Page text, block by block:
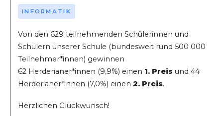
INFORMATIK
Von den 629 teilnehmenden Schülerinnen und
Schülern unserer Schule (bundesweit rund 500 000
Teilnehmer*innen) gewinnen
62 Herderianer*innen (9,9%) einen 1. Preis und 44
Herderianer*innen (7,0%) einen 2. Preis.
Herzlichen Glückwunsch!